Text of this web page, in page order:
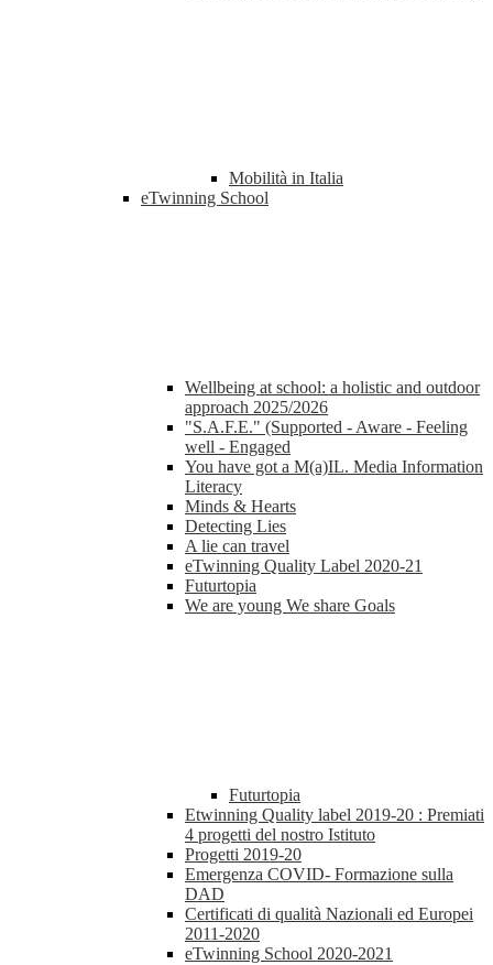
Mobilità in Italia
eTwinning School
Wellbeing at school: a holistic and outdoor
approach 2025/2026
"S.A.F.E." (Supported - Aware - Feeling
well - Engaged
You have got a M(a)IL. Media Information
Literacy
Minds & Hearts
Detecting Lies
A lie can travel
eTwinning Quality Label 2020-21
Futurtopia
We are young We share Goals
Futurtopia
Etwinning Quality label 2019-20 : Premiati
4 progetti del nostro Istituto
Progetti 2019-20
Emergenza COVID- Formazione sulla
DAD
Certificati di qualità Nazionali ed Europei
2011-2020
eTwinning School 2020-2021